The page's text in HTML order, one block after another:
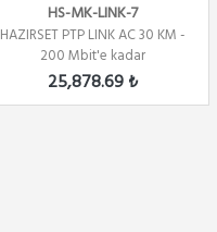
HS-MK-LINK-7
HAZIRSET PTP LINK AC 30 KM -
200 Mbit'e kadar
25,878.69 ₺